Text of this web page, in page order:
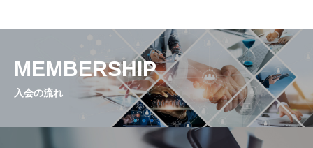
MEMBERSHIP
入会の流れ